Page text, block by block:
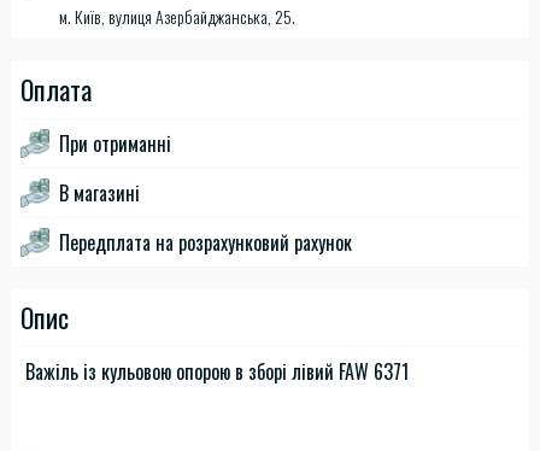
м. Київ, вулиця Азербайджанська, 25.
Оплата
При отриманні
В магазині
Передплата на розрахунковий рахунок
Опис
Важіль із кульовою опорою в зборі лівий FAW 6371